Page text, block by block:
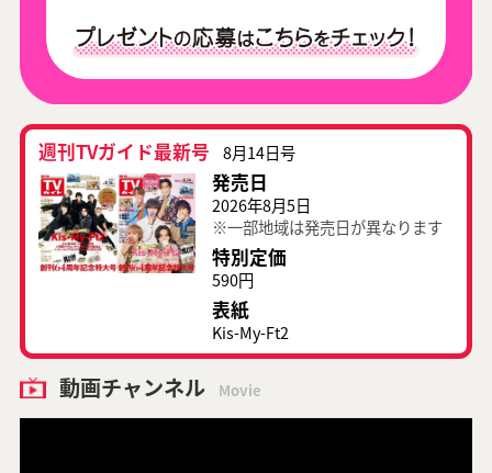
週刊TVガイド最新号 8月14日号
発売日
2026年8月5日
※一部地域は発売日が異なります
特別定価
590円
表紙
Kis-My-Ft2
動画チャンネル Movie